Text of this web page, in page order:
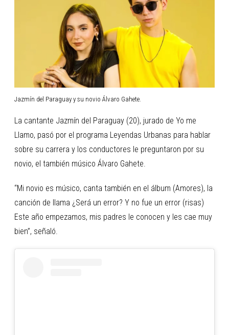
Jazmín del Paraguay y su novio Álvaro Gahete.
La cantante Jazmín del Paraguay (20), jurado de Yo me
Llamo, pasó por el programa Leyendas Urbanas para hablar
sobre su carrera y los conductores le preguntaron por su
novio, el también músico Álvaro Gahete.
“Mi novio es músico, canta también en el álbum (Amores), la
canción de llama ¿Será un error? Y no fue un error (risas)
Este año empezamos, mis padres le conocen y les cae muy
bien”, señaló.